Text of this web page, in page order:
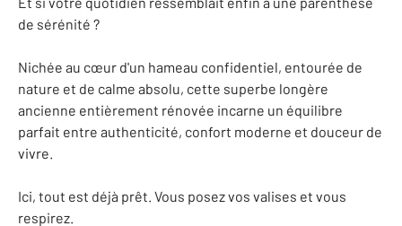
de sérénité ?
Nichée au cœur d'un hameau confidentiel, entourée de
nature et de calme absolu, cette superbe longère
ancienne entièrement rénovée incarne un équilibre
parfait entre authenticité, confort moderne et douceur de
vivre.
Ici, tout est déjà prêt. Vous posez vos valises et vous
respirez.